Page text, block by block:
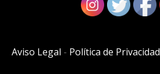
Aviso Legal - Política de Privacidad